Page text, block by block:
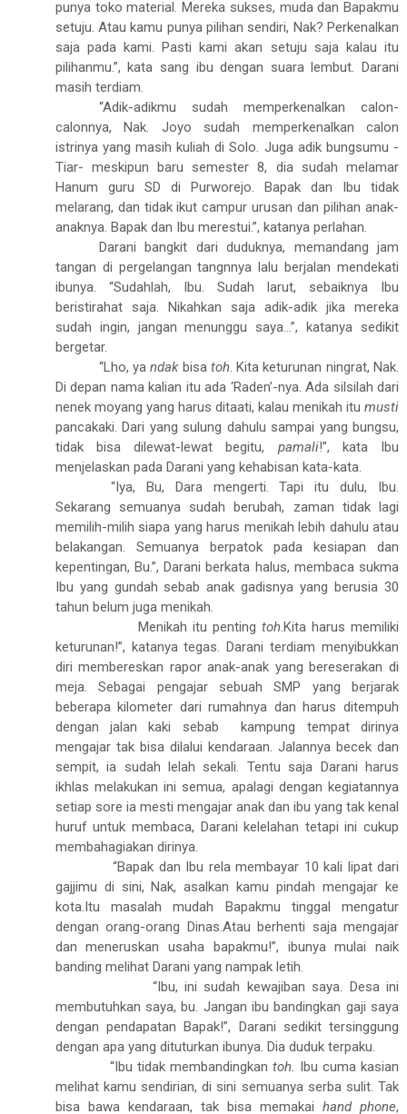
punya toko material. Mereka sukses, muda dan Bapakmu
setuju. Atau kamu punya pilihan sendiri, Nak? Perkenalkan
saja pada kami. Pasti kami akan setuju saja kalau itu
pilihanmu.”, kata sang ibu dengan suara lembut. Darani
masih terdiam.
“Adik-adikmu sudah memperkenalkan calon-
calonnya, Nak. Joyo sudah memperkenalkan calon
istrinya yang masih kuliah di Solo. Juga adik bungsumu -
Tiar- meskipun baru semester 8, dia sudah melamar
Hanum guru SD di Purworejo. Bapak dan Ibu tidak
melarang, dan tidak ikut campur urusan dan pilihan anak-
anaknya. Bapak dan Ibu merestui.”, katanya perlahan.
Darani bangkit dari duduknya, memandang jam
tangan di pergelangan tangnnya lalu berjalan mendekati
ibunya. “Sudahlah, Ibu. Sudah larut, sebaiknya Ibu
beristirahat saja. Nikahkan saja adik-adik jika mereka
sudah ingin, jangan menunggu saya...”, katanya sedikit
bergetar.
“Lho, yandakbisa toh.Kita keturunan ningrat, Nak.
Di depan nama kalian itu ada ‘Raden’-nya. Ada silsilah dari
nenek moyang yang harus ditaati, kalau menikah itumusti
pancakaki. Dari yang sulung dahulu sampai yang bungsu,
tidak bisa dilewat-lewat begitu, pamali!”, kata Ibu
menjelaskan pada Darani yang kehabisan kata-kata.
“Iya, Bu, Dara mengerti. Tapi itu dulu, Ibu.
Sekarang semuanya sudah berubah, zaman tidak lagi
memilih-milih siapa yang harus menikah lebih dahulu atau
belakangan. Semuanya berpatok pada kesiapan dan
kepentingan, Bu.”, Darani berkata halus, membaca sukma
Ibu yang gundah sebab anak gadisnya yang berusia 30
tahun belum juga menikah.
Menikah itu pentingtoh.Kita harus memiliki
keturunan!”, katanya tegas. Darani terdiam menyibukkan
diri membereskan rapor anak-anak yang bereserakan di
meja. Sebagai pengajar sebuah SMP yang berjarak
beberapa kilometer dari rumahnya dan harus ditempuh
dengan jalan kaki sebab
kampung tempat dirinya
mengajar tak bisa dilalui kendaraan. Jalannya becek dan
sempit, ia sudah lelah sekali. Tentu saja Darani harus
ikhlas melakukan ini semua, apalagi dengan kegiatannya
setiap sore ia mesti mengajar anak dan ibu yang tak kenal
huruf untuk membaca, Darani kelelahan tetapi ini cukup
membahagiakan dirinya.
“Bapak dan Ibu rela membayar 10 kali lipat dari
gajjimu di sini, Nak, asalkan kamu pindah mengajar ke
kota.Itu masalah mudah Bapakmu tinggal mengatur
dengan orang-orang Dinas.Atau berhenti saja mengajar
dan meneruskan usaha bapakmu!”, ibunya mulai naik
banding melihat Darani yang nampak letih.
“Ibu, ini sudah kewajiban saya. Desa ini
membutuhkan saya, bu. Jangan ibu bandingkan gaji saya
dengan pendapatan Bapak!”, Darani sedikit tersinggung
dengan apa yang dituturkan ibunya. Dia duduk terpaku.
“Ibu tidak membandingkantoh. Ibu cuma kasian
melihat kamu sendirian, di sini semuanya serba sulit. Tak
bisa bawa kendaraan, tak bisa memakai hand phone,